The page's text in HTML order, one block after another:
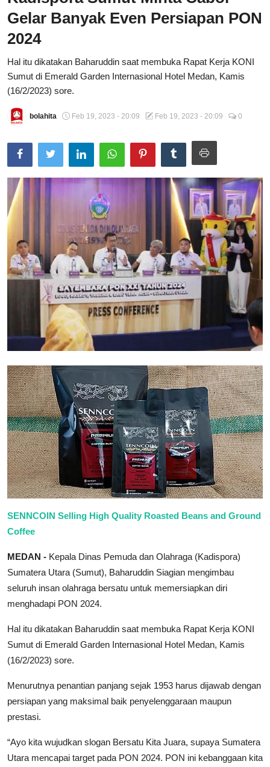
Total Sports
Contact
Pedoman Media Siber
Gelar Banyak Even Persiapan PON
2024
Hal itu dikatakan Baharuddin saat membuka Rapat Kerja KONI
Sumut di Emerald Garden Internasional Hotel Medan, Kamis
(16/2/2023) sore.
bolahita Feb 19, 2023 - 20:09 Feb 19, 2023 - 20:09 0
SENNCOIN Selling High Quality Roasted Beans and Ground
Coffee
MEDAN - Kepala Dinas Pemuda dan Olahraga (Kadispora)
Sumatera Utara (Sumut), Baharuddin Siagian mengimbau
seluruh insan olahraga bersatu untuk memersiapkan diri
menghadapi PON 2024.
Hal itu dikatakan Baharuddin saat membuka Rapat Kerja KONI
Sumut di Emerald Garden Internasional Hotel Medan, Kamis
(16/2/2023) sore.
Menurutnya penantian panjang sejak 1953 harus dijawab dengan
persiapan yang maksimal baik penyelenggaraan maupun
prestasi.
“Ayo kita wujudkan slogan Bersatu Kita Juara, supaya Sumatera
Utara mencapai target pada PON 2024. PON ini kebanggaan kita